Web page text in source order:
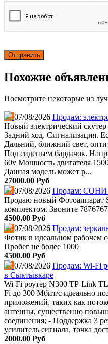
Похожие
Посмотрите некоторые из
07/08/2026 Продам:
Новый электрический
Задний ход. Сигнализация.
Дальний, ближний свет,
Под сиденьем бардачок.
60v Мощность двигателя
Данная модель может р...
27000.00 Руб
07/08/2026 Продам: СОНИ
Продаю новый Фотоаппарат
комплектом. Звоните
4500.00 Руб
07/08/2026 Продам:
Фотик в идеальном рабочем
Пробег не более 1000
4500.00 Руб
07/08/2026 Продам: Wi-Fi
в Сыктывкаре
Wi-Fi роутер N300 TP-Link
Fi до 300 Мбит/с идеально
приложений, таких как
антенны, существенно
соединения; - Поддержка 3
усилитель сигнала, точка
2000.00 Руб